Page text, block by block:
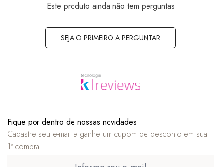
Este produto ainda não tem perguntas
SEJA O PRIMEIRO A PERGUNTAR
Fique por dentro de nossas novidades
Cadastre seu e-mail e ganhe um cupom de desconto em sua
1ª compra